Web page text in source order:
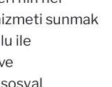
sunmak
ile